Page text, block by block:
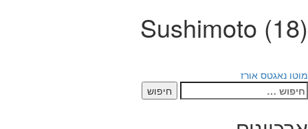
Sushimoto (18)
ניווט
מוטו נאגטס אורז
חיפוש: